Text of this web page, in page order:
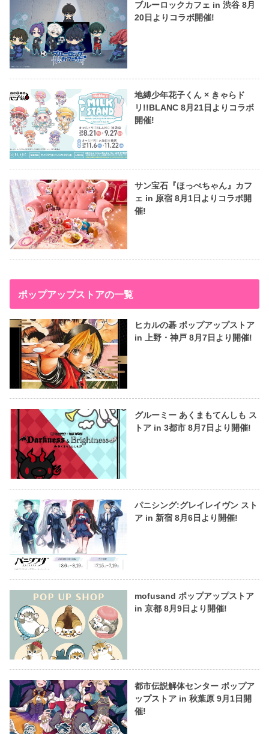
ブルーロックカフェ in 渋谷 8月
20日よりコラボ開催!
地縛少年花子くん × きゃらド
リ!!BLANC 8月21日よりコラボ
開催!
サン宝石『ほっぺちゃん』カフ
ェ in 原宿 8月1日よりコラボ開
催!
ポップアップストアの一覧
ヒカルの碁 ポップアップストア
in 上野・神戸 8月7日より開催!
グルーミー あくまもてんしも ス
トア in 3都市 8月7日より開催!
パニシング:グレイレイヴン スト
ア in 新宿 8月6日より開催!
mofusand ポップアップストア
in 京都 8月9日より開催!
都市伝説解体センター ポップア
ップストア in 秋葉原 9月1日開
催!